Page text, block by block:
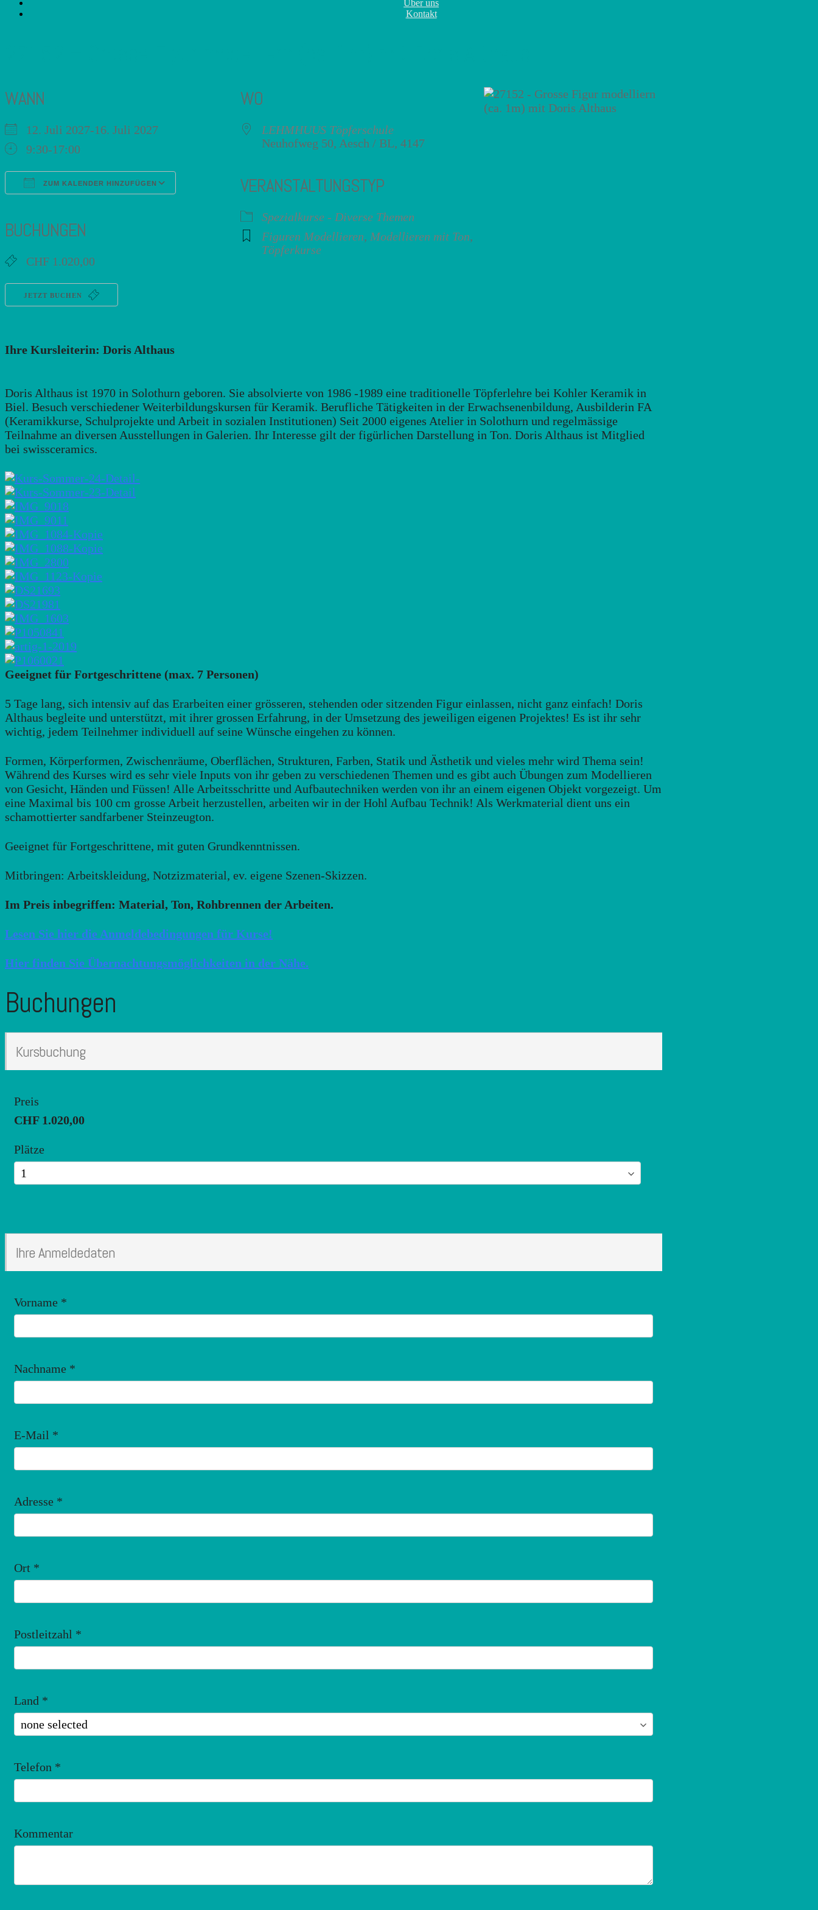
Über uns
Kontakt
WANN
12. Juli 2027-16. Juli 2027
9:30-17:00
ZUM KALENDER HINZUFÜGEN
BUCHUNGEN
CHF 1.020,00
JETZT BUCHEN
WO
LEHMHUUS Töpferschule
Neuhofweg 50, Aesch / BL, 4147
VERANSTALTUNGSTYP
Spezialkurse - Diverse Themen
Figuren Modellieren, Modellieren mit Ton,
Töpferkurse
Ihre Kursleiterin: Doris Althaus
Doris Althaus ist 1970 in Solothurn geboren. Sie absolvierte von 1986 -1989 eine traditionelle Töpferlehre bei Kohler Keramik in
Biel. Besuch verschiedener Weiterbildungskursen für Keramik. Berufliche Tätigkeiten in der Erwachsenenbildung, Ausbilderin FA
(Keramikkurse, Schulprojekte und Arbeit in sozialen Institutionen) Seit 2000 eigenes Atelier in Solothurn und regelmässige
Teilnahme an diversen Ausstellungen in Galerien. Ihr Interesse gilt der figürlichen Darstellung in Ton. Doris Althaus ist Mitglied
bei swissceramics.
Geeignet für Fortgeschrittene (max. 7 Personen)
5 Tage lang, sich intensiv auf das Erarbeiten einer grösseren, stehenden oder sitzenden Figur einlassen, nicht ganz einfach! Doris
Althaus begleite und unterstützt, mit ihrer grossen Erfahrung, in der Umsetzung des jeweiligen eigenen Projektes! Es ist ihr sehr
wichtig, jedem Teilnehmer individuell auf seine Wünsche eingehen zu können.
Formen, Körperformen, Zwischenräume, Oberflächen, Strukturen, Farben, Statik und Ästhetik und vieles mehr wird Thema sein!
Während des Kurses wird es sehr viele Inputs von ihr geben zu verschiedenen Themen und es gibt auch Übungen zum Modellieren
von Gesicht, Händen und Füssen! Alle Arbeitsschritte und Aufbautechniken werden von ihr an einem eigenen Objekt vorgezeigt. Um
eine Maximal bis 100 cm grosse Arbeit herzustellen, arbeiten wir in der Hohl Aufbau Technik! Als Werkmaterial dient uns ein
schamottierter sandfarbener Steinzeugton.
Geeignet für Fortgeschrittene, mit guten Grundkenntnissen.
Mitbringen: Arbeitskleidung, Notzizmaterial, ev. eigene Szenen-Skizzen.
Im Preis inbegriffen: Material, Ton, Rohbrennen der Arbeiten.
Lesen Sie hier die Anmeldebedingungen für Kurse!
Hier finden Sie Übernachtungsmöglichkeiten in der Nähe.
Buchungen
Kursbuchung
Preis
CHF 1.020,00
Plätze
Ihre Anmeldedaten
Vorname *
Nachname *
E-Mail *
Adresse *
Ort *
Postleitzahl *
Land *
Telefon *
Kommentar